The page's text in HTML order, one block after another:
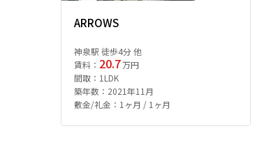
ARROWS
神泉駅 徒歩4分 他
賃料： 20.7 万円
間取：1LDK
築年数：2021年11月
敷金/礼金：1ヶ月 / 1ヶ月